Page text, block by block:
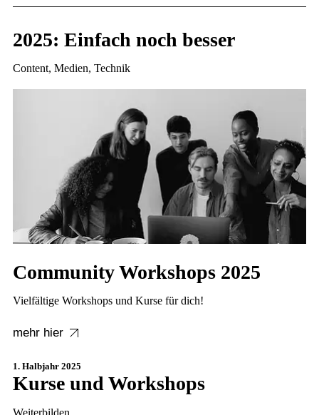
2025: Einfach noch besser
Content, Medien, Technik
Community Workshops 2025
Vielfältige Workshops und Kurse für dich!
mehr hier
1. Halbjahr 2025
Kurse und Workshops